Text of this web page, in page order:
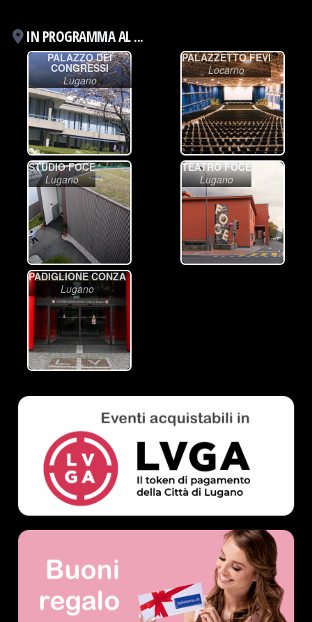
IN PROGRAMMA AL ...
PALAZZO DEI
CONGRESSI
Lugano
PALAZZETTO FEVI
Locarno
STUDIO FOCE
Lugano
TEATRO FOCE
Lugano
PADIGLIONE CONZA
Lugano